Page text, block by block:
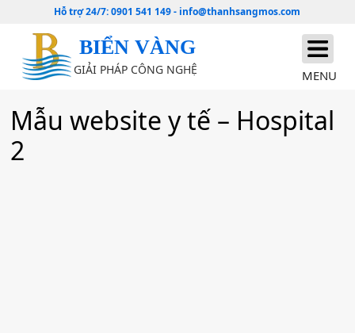
Hỗ trợ 24/7:0901 541 149- info@thanhsangmos.com
BIỂN VÀNG
GIẢI PHÁP CÔNG NGHỆ MENU
Mẫu website y tế – Hospital
2